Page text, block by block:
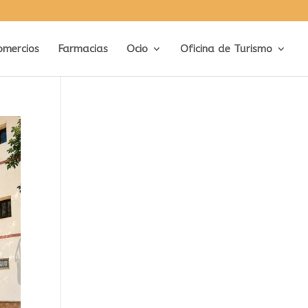
Farmacias Ocio Oficina de Turismo